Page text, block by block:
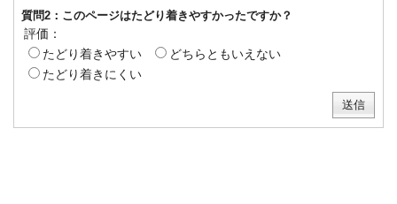
質問2：このページはたどり着きやすかったですか？
評価：
たどり着きやすい
どちらともいえない
たどり着きにくい